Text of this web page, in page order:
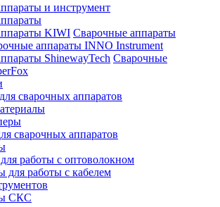
и инструмент
KIWI Сварочные аппараты
аппараты INNO Instrument
ShinewayTech Cварочные
сварочных аппаратов
сварочных аппаратов
работы с оптоволокном
для работы с кабелем
СКС